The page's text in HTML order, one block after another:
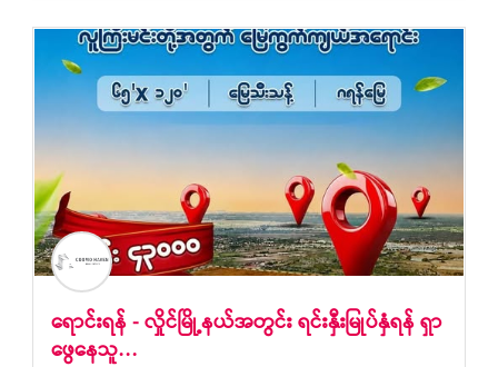
ရောင်းရန် - လှိုင်မြို့နယ်အတွင်း ရင်းနှီးမြုပ်နှံရန် ရှာ​
ဖွေ​နေသူ…